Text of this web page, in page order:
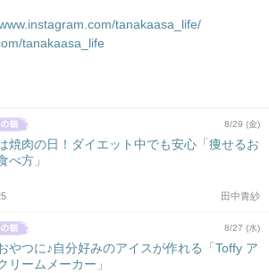
tanakaasa_life/
tanakaasa_life
8/29 (金)
焼肉の日！ダイエット中でも安心「痩せるお
べ方」
田中青紗
8/27 (水)
やつに♪自分好みのアイスが作れる「Toffy ア
リームメーカー」